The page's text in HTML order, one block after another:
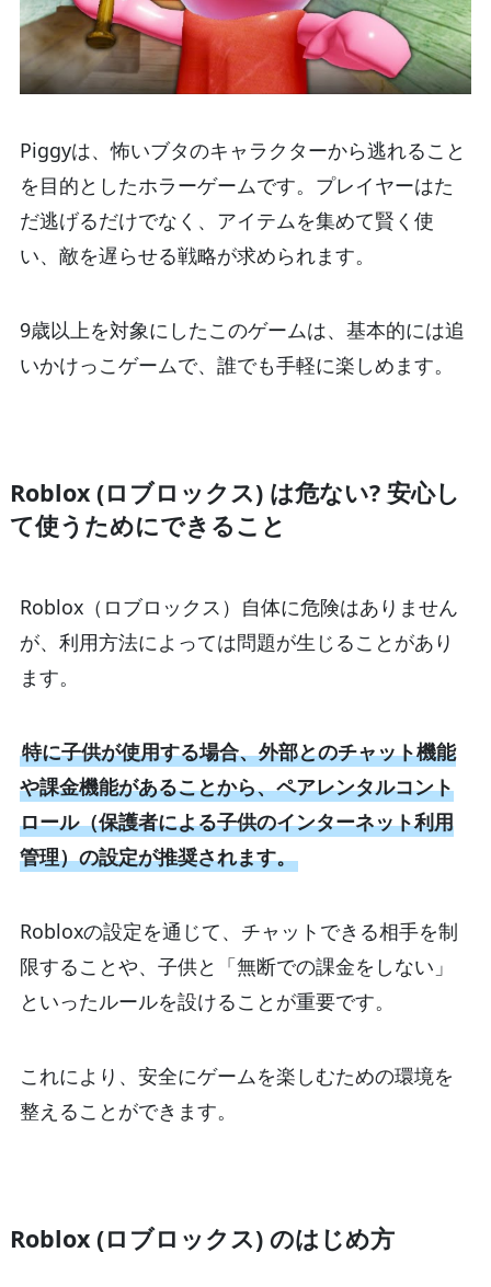
Piggyは、怖いブタのキャラクターから逃れること
を目的としたホラーゲームです。プレイヤーはた
だ逃げるだけでなく、アイテムを集めて賢く使
い、敵を遅らせる戦略が求められます。
9歳以上を対象にしたこのゲームは、基本的には追
いかけっこゲームで、誰でも手軽に楽しめます。
Roblox (ロブロックス) は危ない? 安心し
て使うためにできること
Roblox（ロブロックス）自体に危険はありません
が、利用方法によっては問題が生じることがあり
ます。
特に子供が使用する場合、外部とのチャット機能
や課金機能があることから、ペアレンタルコント
ロール（保護者による子供のインターネット利用
管理）の設定が推奨されます。
Robloxの設定を通じて、チャットできる相手を制
限することや、子供と「無断での課金をしない」
といったルールを設けることが重要です。
これにより、安全にゲームを楽しむための環境を
整えることができます。
Roblox (ロブロックス) のはじめ方